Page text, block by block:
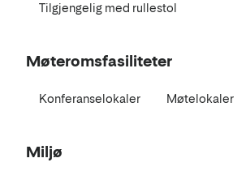
Tilgjengelig med rullestol
Møteromsfasiliteter
Konferanselokaler Møtelokaler
Miljø